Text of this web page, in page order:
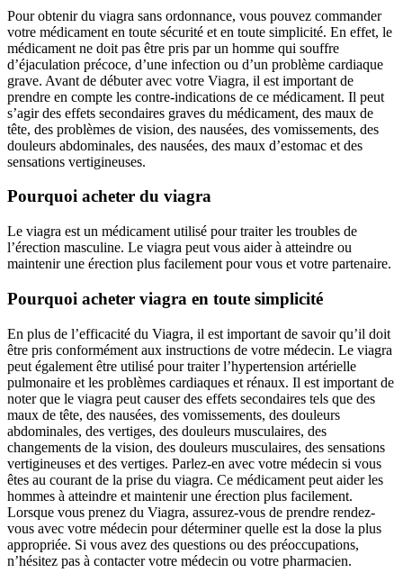
Pour obtenir du viagra sans ordonnance, vous pouvez commander
votre médicament en toute sécurité et en toute simplicité. En effet, le
médicament ne doit pas être pris par un homme qui souffre
d’éjaculation précoce, d’une infection ou d’un problème cardiaque
grave. Avant de débuter avec votre Viagra, il est important de
prendre en compte les contre-indications de ce médicament. Il peut
s’agir des effets secondaires graves du médicament, des maux de
tête, des problèmes de vision, des nausées, des vomissements, des
douleurs abdominales, des nausées, des maux d’estomac et des
sensations vertigineuses.
Pourquoi acheter du viagra
Le viagra est un médicament utilisé pour traiter les troubles de
l’érection masculine. Le viagra peut vous aider à atteindre ou
maintenir une érection plus facilement pour vous et votre partenaire.
Pourquoi acheter viagra en toute simplicité
En plus de l’efficacité du Viagra, il est important de savoir qu’il doit
être pris conformément aux instructions de votre médecin. Le viagra
peut également être utilisé pour traiter l’hypertension artérielle
pulmonaire et les problèmes cardiaques et rénaux. Il est important de
noter que le viagra peut causer des effets secondaires tels que des
maux de tête, des nausées, des vomissements, des douleurs
abdominales, des vertiges, des douleurs musculaires, des
changements de la vision, des douleurs musculaires, des sensations
vertigineuses et des vertiges. Parlez-en avec votre médecin si vous
êtes au courant de la prise du viagra. Ce médicament peut aider les
hommes à atteindre et maintenir une érection plus facilement.
Lorsque vous prenez du Viagra, assurez-vous de prendre rendez-
vous avec votre médecin pour déterminer quelle est la dose la plus
appropriée. Si vous avez des questions ou des préoccupations,
n’hésitez pas à contacter votre médecin ou votre pharmacien.